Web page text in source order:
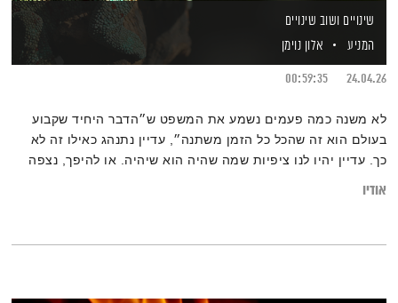
שינויים ושוב שינויים
המניע
אלון נוימן
24.04.26
00:59:35
לא משנה כמה פעמים נשמע את המשפט ש״הדבר היחיד שקבוע
בעולם הוא זה שהכל כל הזמן משתנה״, עדיין נתנהג כאילו זה לא
כך. עדיין יהיו לנו ציפיות שמה שהיה הוא שיהיה. או להיפך, נצפה
אודיו